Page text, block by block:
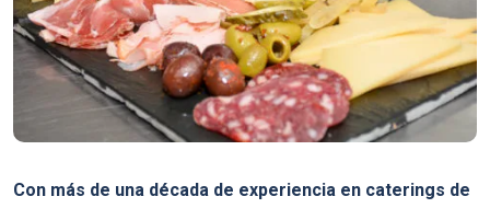
Con más de una década de experiencia en caterings de